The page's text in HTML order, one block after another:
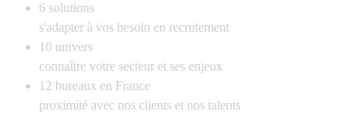
6 solutions
s'adapter à vos besoin en recrutement
10 univers
connaître votre secteur et ses enjeux
12 bureaux en France
proximité avec nos clients et nos talents